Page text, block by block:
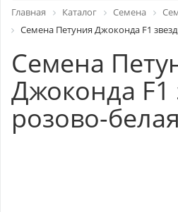
Главная Каталог Семена
Семена Петуния Джоконда F1
Семена
Джоконда F1
розово-